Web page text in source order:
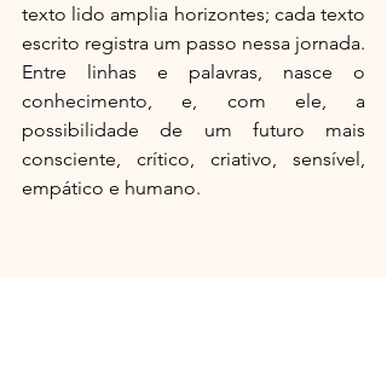
texto lido amplia horizontes; cada texto
escrito registra um passo nessa jornada.
Entre linhas e palavras, nasce o
conhecimento, e, com ele, a
possibilidade de um futuro mais
consciente, crítico, criativo, sensível,
empático e humano.